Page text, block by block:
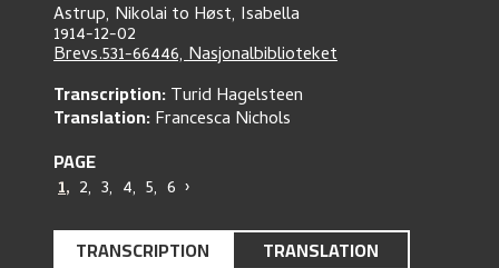
Astrup, Nikolai to Høst, Isabella
1914-12-02
Brevs.531-66446, Nasjonalbiblioteket
Transcription:Turid Hagelsteen
Translation:Francesca Nichols
PAGE
1, 2, 3, 4, 5, 6 ›
TRANSCRIPTION TRANSLATION